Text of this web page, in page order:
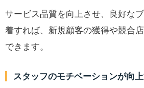
サービス品質を向上させ、良好な
着すれば、新規顧客の獲得や競合
できます。
スタッフのモチベーションが向